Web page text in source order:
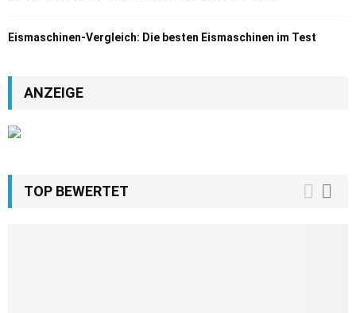
Eismaschinen-Vergleich: Die besten Eismaschinen im Test
ANZEIGE
TOP BEWERTET